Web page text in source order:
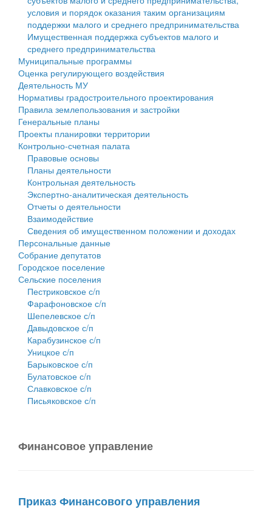
Оценка регулирующего воздействия
Деятельность МУ
Нормативы градостроительного проектирования
Правила землепользования и застройки
Генеральные планы
Проекты планировки территории
Собрание депутатов
Городское поселение
Сельские поселения
условия и порядок оказания таким организациям
поддержки малого и среднего предпринимательства
Имущественная поддержка субъектов малого и
среднего предпринимательства
Муниципальные программы
Оценка регулирующего воздействия
Деятельность МУ
Нормативы градостроительного проектирования
Правила землепользования и застройки
Генеральные планы
Проекты планировки территории
Контрольно-счетная палата
Правовые основы
Планы деятельности
Контрольная деятельность
Экспертно-аналитическая деятельность
Отчеты о деятельности
Взаимодействие
Сведения об имущественном положении и доходах
Персональные данные
Собрание депутатов
Городское поселение
Сельские поселения
Пестриковское с/п
Фарафоновское с/п
Шепелевское с/п
Давыдовское с/п
Карабузинское с/п
Уницкое с/п
Барыковское с/п
Булатовское с/п
Славковское с/п
Письяковское с/п
Финансовое управление
Приказ Финансового управления